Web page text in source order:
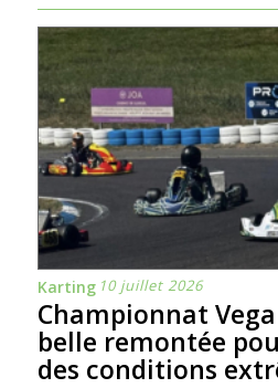
Karting 10 juillet 2026
Championnat
belle remontée
des conditions